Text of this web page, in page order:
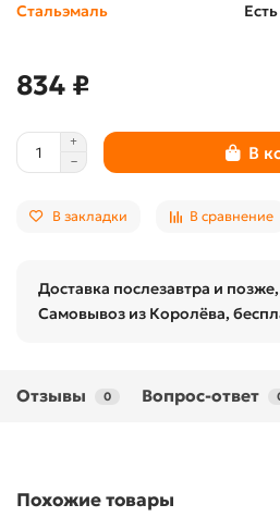
Стальэмаль
834 ₽
В
В закладки В сравнение
Доставка послезавтра и
Самовывоз из Королёва,
Отзывы 0 Вопрос-ответ
Похожие товары